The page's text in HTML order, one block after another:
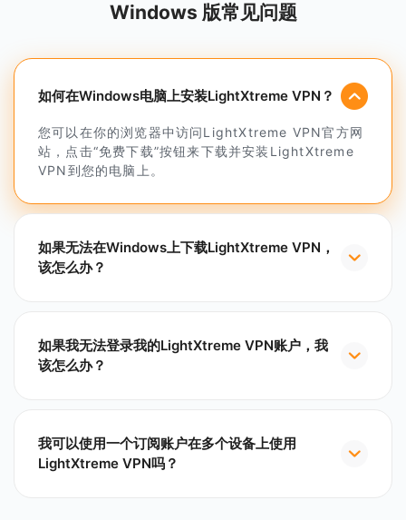
Windows 版常见问题
如何在Windows电脑上安装LightXtreme VPN？
您可以在你的浏览器中访问LightXtreme VPN官方网
站，点击“免费下载”按钮来下载并安装LightXtreme
VPN到您的电脑上。
如果无法在Windows上下载LightXtreme VPN，
该怎么办？
如果我无法登录我的LightXtreme VPN账户，我
该怎么办？
我可以使用一个订阅账户在多个设备上使用
LightXtreme VPN吗？